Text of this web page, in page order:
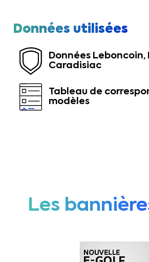
Données utilisées
Données
Caradisiac
Tableau de
modèles
Les